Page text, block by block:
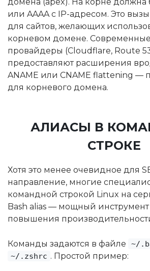
или AAAA с IP-адресом. Это
для сайтов, желающих
корневом домене.
провайдеры (Cloudflare, Route
предоставляют расширения
ANAME или CNAME flattening —
для корневого домена.
АЛИАСЫ В
СТРОКЕ
Хотя это менее очевидное для
направление, многие
командной строкой Linux на
Bash alias — мощный инструмент
повышения
Команды задаются в файле ~/
~/.zshrc . Простой пример: